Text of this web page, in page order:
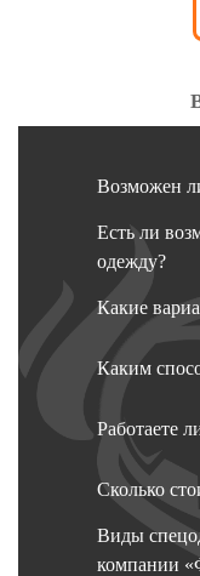
Возможен
Есть ли
одежду?
Какие
Каким
Работаете
Сколько
Виды
компании